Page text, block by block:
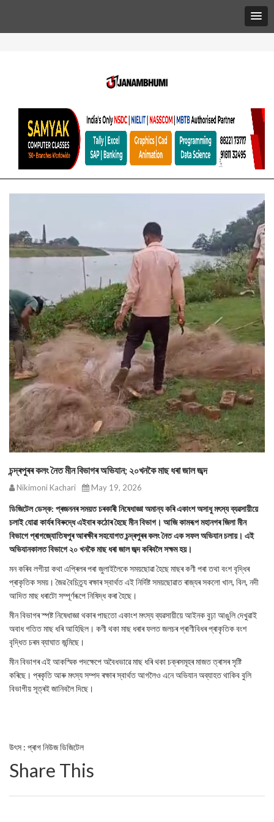
চন্দ্ৰপুৰৰ কলং নৈত মীন বিভাগৰ অভিযান; ২০খনকৈ মাছ ধৰা জাল জব্দ
Nikimoni Kachari May 19, 2026
ডিজিটেল ডেস্ক: প্ৰজননৰ সময়ত চৰকাৰী নিষেধাজ্ঞা অমান্য কৰি একাংশ অসাধু মৎস্য ব্যৱসায়ীয়ে
চলাই যোৱা কাৰ্যৰ বিৰুদ্ধে এইবাৰ কঠোৰ হৈছে মীন বিভাগ। আজি কামৰূপ মহানগৰ জিলা মীন
বিভাগে প্ৰাগজ্যোতিষপুৰ আৰক্ষীৰ সহযোগত চন্দ্ৰপুৰৰ কলং নৈত এক সফল অভিযান চলায়। এই
অভিযানকালত বিভাগে ২০ খনকৈ মাছ ধৰা জাল জব্দ কৰিবলৈ সক্ষম হয়।
মন কৰিব লগীয়া কথা এপ্ৰিলৰ পৰা জুলাইলৈকে সময়ছোৱা হৈছে মাছৰ কণী পৰা তথা বংশ বৃদ্ধিৰ
প্ৰাকৃতিক সময়। জৈৱ বৈচিত্ৰ্য ৰক্ষাৰ স্বাৰ্থত এই নিৰ্দিষ্ট সময়ছোৱাত ৰাজ্যৰ সকলো খাল, বিল, নদী
আদিত মাছ ধৰাটো সম্পূৰ্ণৰূপে নিষিদ্ধ কৰা হৈছে।
মীন বিভাগৰ স্পষ্ট নিষেধাজ্ঞা থকাৰ পাছতো একাংশ মৎস্য ব্যৱসায়ীয়ে আইনক বুঢ়া আঙুলি দেখুৱাই
অবাধ গতিত মাছ ধৰি আহিছিল। কণী থকা মাছ ধৰাৰ ফলত জলচৰ প্ৰাণীবিধৰ প্ৰাকৃতিক বংশ
বৃদ্ধিত চৰম ব্যাঘাত জন্মিছে।
মীন বিভাগৰ এই আকস্মিক পদক্ষেপে অবৈধভাৱে মাছ ধৰি থকা চক্ৰসমূহৰ মাজত ত্ৰাসৰ সৃষ্টি
কৰিছে। প্ৰকৃতি আৰু মৎস্য সম্পদ ৰক্ষাৰ স্বাৰ্থত আগলৈও এনে অভিযান অব্যাহত থাকিব বুলি
বিভাগীয় সূত্ৰই জানিবলৈ দিছে।
উৎস : প্ৰাগ নিউজ ডিজিটেল
Share This